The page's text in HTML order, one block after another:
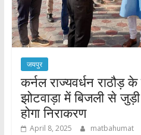
जयपुर
कर्नल राज्यवर्धन राठौड़
झोटवाड़ा में बिजली से
होगा निराकरण
April 8, 2025 matbahumat